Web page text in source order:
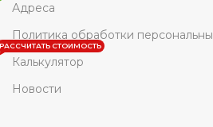
Адреса
Политика обработки
Калькулятор
РАССЧИТАТЬ СТОИМОСТЬ
Новости